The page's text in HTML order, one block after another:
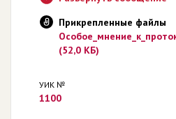
Прикрепленные файлы
(52,0 КБ)
УИК №
1100